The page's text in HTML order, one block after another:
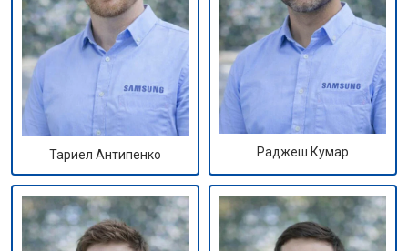
Тариел Антипенко Раджеш Кумар